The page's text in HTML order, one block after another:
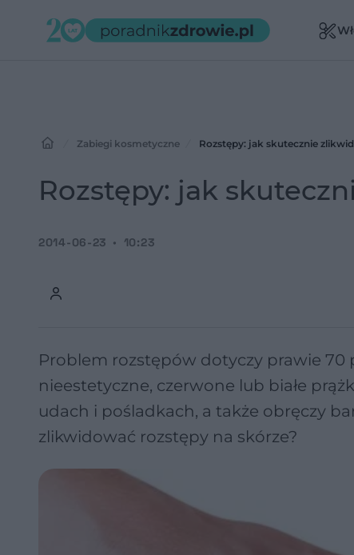
Zabiegi kosmetyczne Rozstępy: jak skutecznie
Rozstępy: jak
2014-06-23 10:23
Problem rozstępów dotyczy prawie 70
nieestetyczne, czerwone lub białe
udach i pośladkach, a także obręczy
zlikwidować rozstępy na skórze?